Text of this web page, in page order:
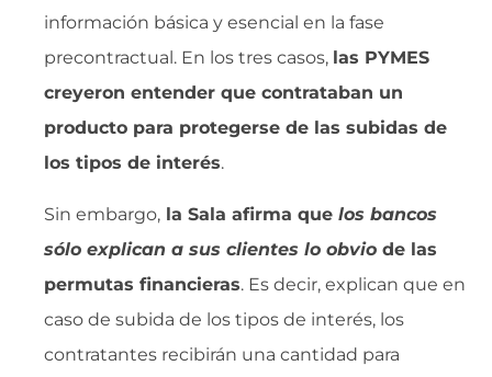
información básica y esencial en la fase
precontractual. En los tres casos, las PYMES
creyeron entender que contrataban un
producto para protegerse de las subidas de
los tipos de interés.
Sin embargo, la Sala afirma que  los bancos
sólo explican a sus clientes lo obvio  de las
permutas financieras. Es decir, explican que en
caso de subida de los tipos de interés, los
contratantes recibirán una cantidad para